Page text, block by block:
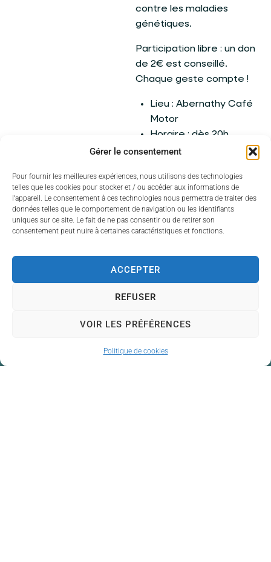
Gérer le consentement
Pour fournir les meilleures expériences, nous utilisons des technologies
telles que les cookies pour stocker et / ou accéder aux informations de
l’appareil. Le consentement à ces technologies nous permettra de traiter des
données telles que le comportement de navigation ou les identifiants
uniques sur ce site. Le fait de ne pas consentir ou de retirer son
consentement peut nuire à certaines caractéristiques et fonctions.
ACCEPTER
REFUSER
VOIR LES PRÉFÉRENCES
Politique de cookies
contre les maladies
génétiques.
Participation libre : un don
de 2€ est conseillé.
Chaque geste compte !
Lieu : Abernathy Café
Motor
Horaire : dès 20h
Devils Country !